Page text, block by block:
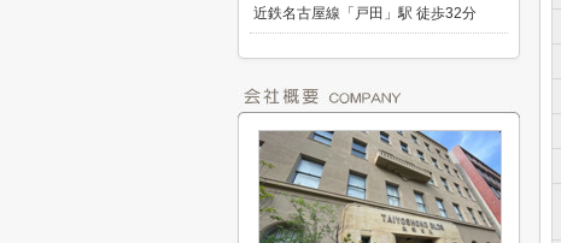
近鉄名古屋線「戸田」駅 徒歩32分